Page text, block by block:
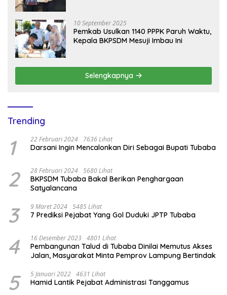
10 September 2025
Pemkab Usulkan 1140 PPPK Paruh Waktu,
Kepala BKPSDM Mesuji Imbau Ini
Selengkapnya
Trending
1 22 Februari 2024 7636 Lihat
Darsani Ingin Mencalonkan Diri Sebagai Bupati Tubaba
2 28 Februari 2024 5680 Lihat
BKPSDM Tubaba Bakal Berikan Penghargaan
Satyalancana
3 9 Maret 2024 5485 Lihat
7 Prediksi Pejabat Yang Gol Duduki JPTP Tubaba
4 16 Desember 2023 4801 Lihat
Pembangunan Talud di Tubaba Dinilai Memutus Akses
Jalan, Masyarakat Minta Pemprov Lampung Bertindak
5 5 Januari 2022 4631 Lihat
Hamid Lantik Pejabat Administrasi Tanggamus